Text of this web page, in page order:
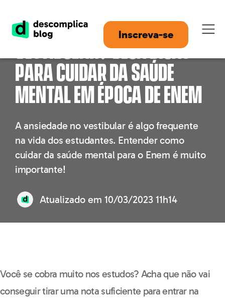
Inscreva-se
Ansiedade para o
vestibular? Veja dicas
para cuidar da saúde
mental em época de Enem
A ansiedade no vestibular é algo frequente
na vida dos estudantes. Entender como
cuidar da saúde mental para o Enem é muito
importante!
Atualizado em 10/03/2023 11h14
Você se cobra muito nos estudos? Acha que não vai
conseguir tirar uma nota suficiente para entrar na